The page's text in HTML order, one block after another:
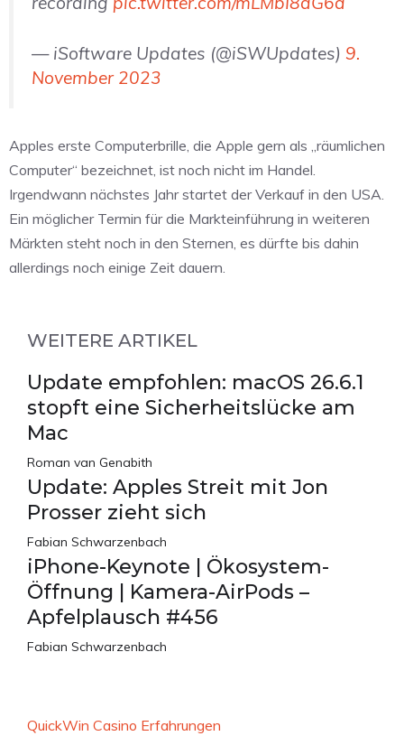
— iSoftware Updates (@iSWUpdates) 9.
November 2023
Apples erste Computerbrille, die Apple gern als „räumlichen
Computer“ bezeichnet, ist noch nicht im Handel.
Irgendwann nächstes Jahr startet der Verkauf in den USA.
Ein möglicher Termin für die Markteinführung in weiteren
Märkten steht noch in den Sternen, es dürfte bis dahin
allerdings noch einige Zeit dauern.
WEITERE ARTIKEL
Update empfohlen: macOS 26.6.1
stopft eine Sicherheitslücke am
Mac
Roman van Genabith
Update: Apples Streit mit Jon
Prosser zieht sich
Fabian Schwarzenbach
iPhone-Keynote | Ökosystem-
Öffnung | Kamera-AirPods –
Apfelplausch #456
Fabian Schwarzenbach
QuickWin Casino Erfahrungen